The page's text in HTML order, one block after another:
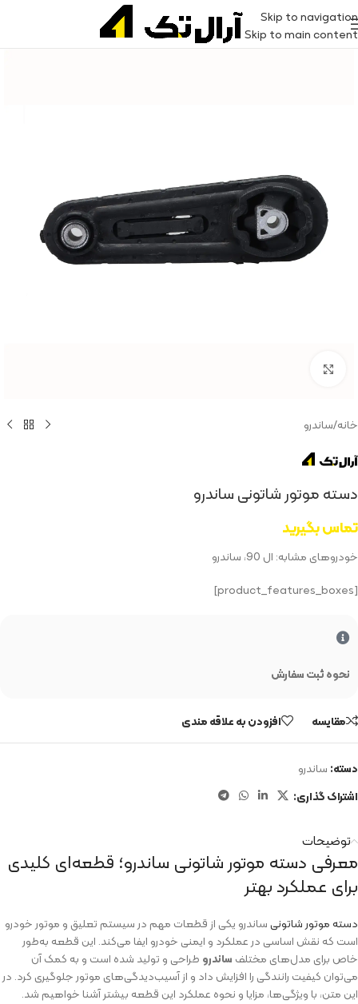
Skip to navigation
Skip to main content
خانه/ساندرو
دسته موتور شاتونی ساندرو
تماس بگیرید
خودروهای مشابه: ال 90، ساندرو
[product_features_boxes]
نحوه ثبت سفارش
مقایسه افزودن به علاقه مندی
دسته: ساندرو
اشتراک گذاری:
توضیحات
معرفی دسته موتور شاتونی ساندرو؛ قطعه‌ای کلیدی
برای عملکرد بهتر
دسته موتور شاتونیساندرو یکی از قطعات مهم در سیستم تعلیق و موتور خودرو
است که نقش اساسی در عملکرد و ایمنی خودرو ایفا می‌کند. این قطعه به‌طور
خاص برای مدل‌های مختلف ساندرو طراحی و تولید شده است و به کمک آن
می‌توان کیفیت رانندگی را افزایش داد و از آسیب‌دیدگی‌های موتور جلوگیری کرد. در
این متن، با ویژگی‌ها، مزایا و نحوه عملکرد این قطعه بیشتر آشنا خواهیم شد.